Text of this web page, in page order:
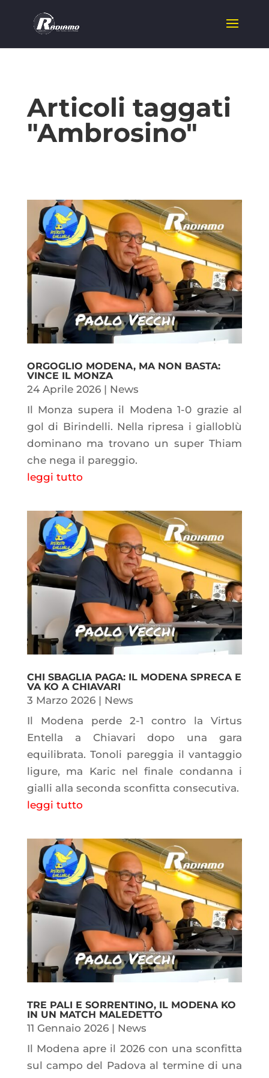
Articoli taggati
"Ambrosino"
ORGOGLIO MODENA, MA NON BASTA:
VINCE IL MONZA
24 Aprile 2026| News
Il Monza supera il Modena 1-0 grazie al
gol di Birindelli. Nella ripresa i gialloblù
dominano ma trovano un super Thiam
che nega il pareggio.
leggi tutto
CHI SBAGLIA PAGA: IL MODENA SPRECA E
VA KO A CHIAVARI
3 Marzo 2026| News
Il Modena perde 2-1 contro la Virtus
Entella a Chiavari dopo una gara
equilibrata. Tonoli pareggia il vantaggio
ligure, ma Karic nel finale condanna i
gialli alla seconda sconfitta consecutiva.
leggi tutto
TRE PALI E SORRENTINO, IL MODENA KO
IN UN MATCH MALEDETTO
11 Gennaio 2026| News
Il Modena apre il 2026 con una sconfitta
sul campo del Padova al termine di una